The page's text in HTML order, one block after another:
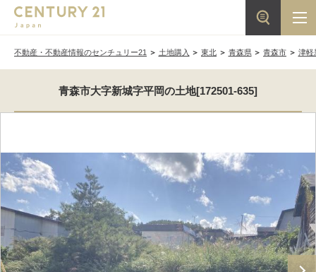
不動産・不動産情報のセンチュリー21 土地購入 東北 青森県 青森市 津軽
青森市大字新城字平岡の土地[172501-635]